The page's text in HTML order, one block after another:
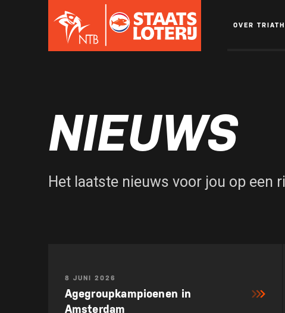
OVER
NIEUWS
Het laatste nieuws voor jou op een
8 JUNI 2026
Agegroupkampioenen in
Amsterdam